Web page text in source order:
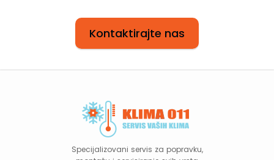
Kontaktirajte nas
Specijalizovani servis za popravku,